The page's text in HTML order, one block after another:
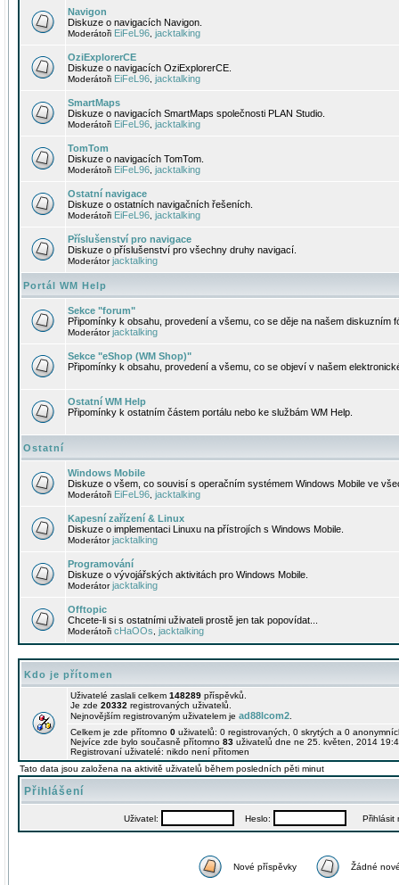
Navigon
Diskuze o navigacích Navigon.
Moderátoři EiFeL96 jacktalking
OziExplorerCE
Diskuze o navigacích OziExplorerCE.
Moderátoři EiFeL96 jacktalking
SmartMaps
Diskuze o navigacích SmartMaps společnosti PLAN Studio.
Moderátoři EiFeL96 jacktalking
TomTom
Diskuze o navigacích TomTom.
Moderátoři EiFeL96 jacktalking
Ostatní navigace
Diskuze o ostatních navigačních řešeních.
Moderátoři EiFeL96 jacktalking
Příslušenství pro navigace
Diskuze o příslušenství pro všechny druhy navigací.
Moderátorjacktalking
Portál WM Help
Sekce "forum"
Připomínky k obsahu, provedení a všemu, co se děje na našem diskuzním
Moderátorjacktalking
Sekce "eShop (WM Shop)"
Připomínky k obsahu, provedení a všemu, co se objeví v našem
Ostatní WM Help
Připomínky k ostatním částem portálu nebo ke službám WM Help.
Ostatní
Windows Mobile
Diskuze o všem, co souvisí s operačním systémem Windows Mobile ve
Moderátoři EiFeL96 jacktalking
Kapesní zařízení & Linux
Diskuze o implementaci Linuxu na přístrojích s Windows Mobile.
Moderátorjacktalking
Programování
Diskuze o vývojářských aktivitách pro Windows Mobile.
Moderátorjacktalking
Offtopic
Chcete-li si s ostatními uživateli prostě jen tak popovídat...
Moderátoři cHaOOs jacktalking
Kdo je přítomen
Uživatelé zaslali celkem 148289 příspěvků.
Je zde 20332 registrovaných uživatelů.
Nejnovějším registrovaným uživatelem je ad88lcom2
Celkem je zde přítomno 0 uživatelů: 0 registrovaných, 0 skrytých a 0
Nejvíce zde bylo současně přítomno 83 uživatelů dne ne 25. květen, 2014
Registrovaní uživatelé: nikdo není přítomen
Tato data jsou založena na aktivitě uživatelů během posledních pěti minut
Přihlášení
Uživatel: Heslo: Přihlásit
Nové příspěvky Žádné